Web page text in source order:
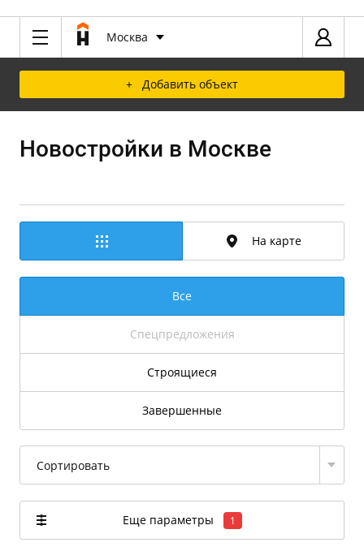
Москва
+ Добавить объект
Новостройки в Москве
На карте
Все
Спецпредложения
Строящиеся
Завершенные
Сортировать
Еще параметры 1